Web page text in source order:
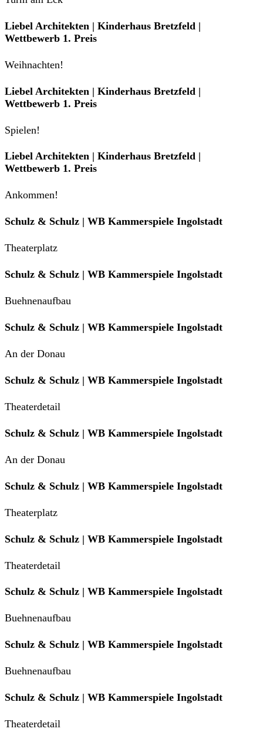
Liebel Architekten | Kinderhaus Bretzfeld |
Wettbewerb 1. Preis
Weihnachten!
Liebel Architekten | Kinderhaus Bretzfeld |
Wettbewerb 1. Preis
Spielen!
Liebel Architekten | Kinderhaus Bretzfeld |
Wettbewerb 1. Preis
Ankommen!
Schulz & Schulz | WB Kammerspiele Ingolstadt
Theaterplatz
Schulz & Schulz | WB Kammerspiele Ingolstadt
Buehnenaufbau
Schulz & Schulz | WB Kammerspiele Ingolstadt
An der Donau
Schulz & Schulz | WB Kammerspiele Ingolstadt
Theaterdetail
Schulz & Schulz | WB Kammerspiele Ingolstadt
An der Donau
Schulz & Schulz | WB Kammerspiele Ingolstadt
Theaterplatz
Schulz & Schulz | WB Kammerspiele Ingolstadt
Theaterdetail
Schulz & Schulz | WB Kammerspiele Ingolstadt
Buehnenaufbau
Schulz & Schulz | WB Kammerspiele Ingolstadt
Buehnenaufbau
Schulz & Schulz | WB Kammerspiele Ingolstadt
Theaterdetail